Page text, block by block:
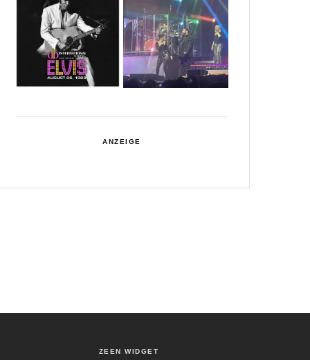
ANZEIGE
ZEEN WIDGET